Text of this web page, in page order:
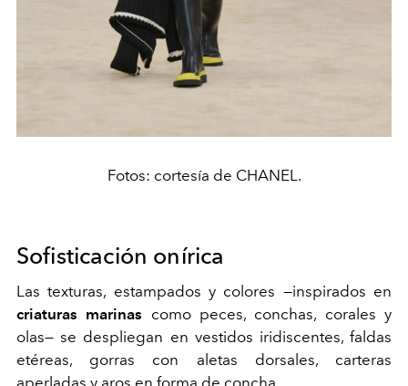
Fotos: cortesía de CHANEL.
Sofisticación onírica
Las texturas, estampados y colores —inspirados en
criaturas marinas como peces, conchas, corales y
olas— se despliegan en vestidos iridiscentes, faldas
etéreas, gorras con aletas dorsales, carteras
aperladas y aros en forma de concha.